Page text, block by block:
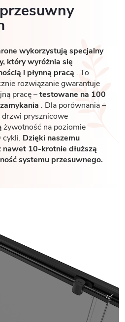
wykorzystują specjalny
który wyróżnia się
i płynną pracą . To
rozwiązanie gwarantuje
pracę –testowane na 100
. Dla porównania –
drzwi prysznicowe
żywotność na poziomie
cykli. Dzięki naszemu
10-krotnie dłuższą
systemu przesuwnego.